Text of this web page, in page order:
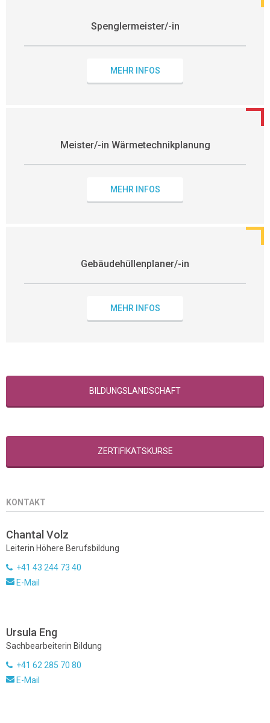
Spenglermeister/-in
MEHR INFOS
Meister/-in Wärmetechnikplanung
MEHR INFOS
Gebäudehüllenplaner/-in
MEHR INFOS
BILDUNGSLANDSCHAFT
ZERTIFIKATSKURSE
KONTAKT
Chantal Volz
Leiterin Höhere Berufsbildung
+41 43 244 73 40
E-Mail
Ursula Eng
Sachbearbeiterin Bildung
+41 62 285 70 80
E-Mail